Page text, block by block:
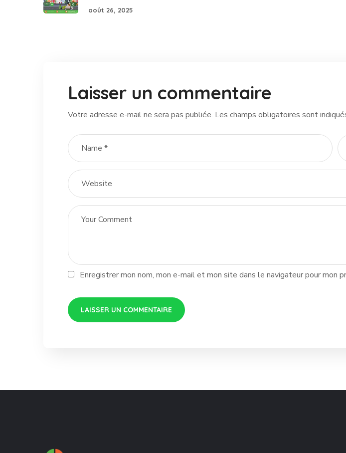
août 26, 2025
Laisser un commentaire
Votre adresse e-mail ne sera pas publiée. Les champs obligatoires sont
Enregistrer mon nom, mon e-mail et mon site dans le navigateur pour mon